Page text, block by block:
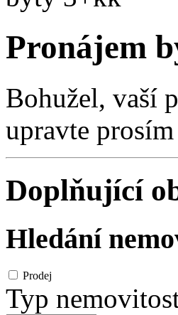
Pronájem
Bohužel, vaší
upravte
Doplňující
Hledání
Prodej
Typ